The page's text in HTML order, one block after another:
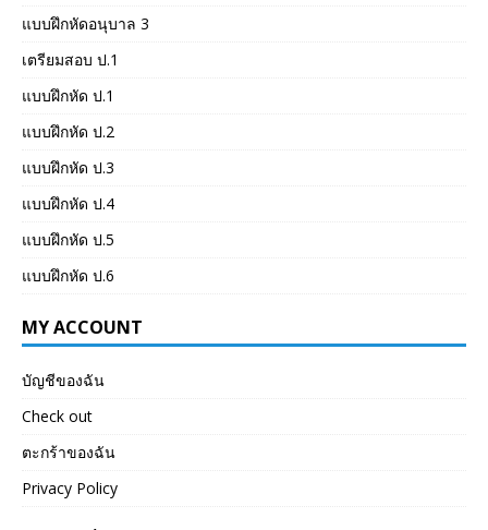
แบบฝึกหัดอนุบาล 3
เตรียมสอบ ป.1
แบบฝึกหัด ป.1
แบบฝึกหัด ป.2
แบบฝึกหัด ป.3
แบบฝึกหัด ป.4
แบบฝึกหัด ป.5
แบบฝึกหัด ป.6
MY ACCOUNT
บัญชีของฉัน
Check out
ตะกร้าของฉัน
Privacy Policy